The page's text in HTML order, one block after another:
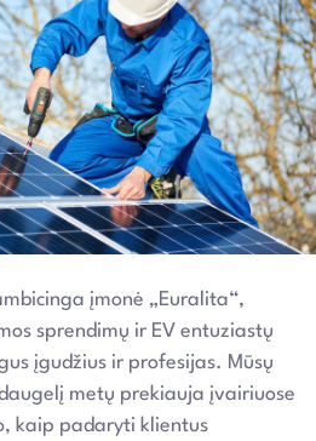
įmonė „Euralita“,
sprendimų ir EV entuziastų
įgudžius ir profesijas. Mūsų
metų prekiauja įvairiuose
kaip padaryti klientus